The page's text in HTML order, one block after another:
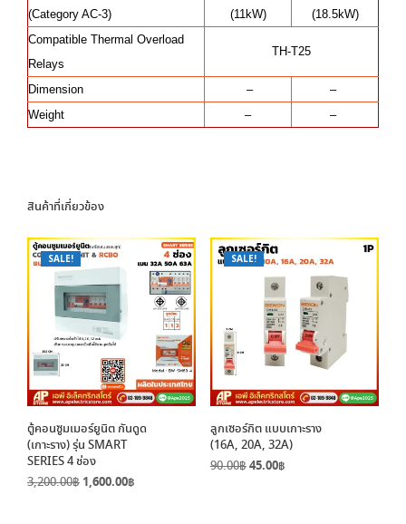
(Category AC-3)
(11kW)
(18.5kW)
Compatible Thermal Overload
Relays
TH-T25
Dimension –
–
Weight
– –
สินค้าที่เกี่ยวข้อง
SALE!
ตู้คอนซูมเมอร์ยูนิต กันดูด
(เกาะราง) รุ่น SMART
SERIES 4 ช่อง
3,200.00฿ Original
1,600.00฿
SALE!
ลูกเซอร์กิต แบบเกาะราง
(16A, 20A, 32A)
90.00฿Original
45.00฿Current